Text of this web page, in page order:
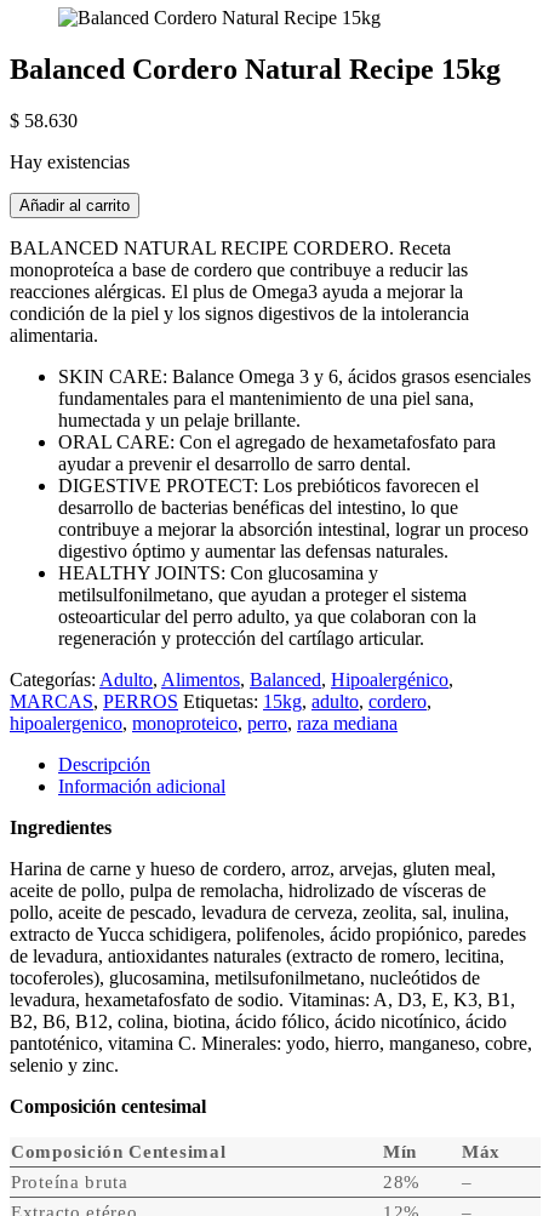
Balanced Cordero Natural Recipe 15kg
$ 58.630
Hay existencias
Balanced
Cordero
Natural
Recipe
15kg
cantidad
Añadir al carrito
BALANCED NATURAL RECIPE CORDERO. Receta
monoproteíca a base de cordero que contribuye a reducir las
reacciones alérgicas. El plus de Omega3 ayuda a mejorar la
condición de la piel y los signos digestivos de la intolerancia
alimentaria.
SKIN CARE: Balance Omega 3 y 6, ácidos grasos esenciales
fundamentales para el mantenimiento de una piel sana,
humectada y un pelaje brillante.
ORAL CARE: Con el agregado de hexametafosfato para
ayudar a prevenir el desarrollo de sarro dental.
DIGESTIVE PROTECT: Los prebióticos favorecen el
desarrollo de bacterias benéficas del intestino, lo que
contribuye a mejorar la absorción intestinal, lograr un proceso
digestivo óptimo y aumentar las defensas naturales.
HEALTHY JOINTS: Con glucosamina y
metilsulfonilmetano, que ayudan a proteger el sistema
osteoarticular del perro adulto, ya que colaboran con la
regeneración y protección del cartílago articular.
Categorías: Adulto, Alimentos, Balanced, Hipoalergénico,
MARCAS, PERROS Etiquetas: 15kg, adulto, cordero,
hipoalergenico, monoproteico, perro, raza mediana
Descripción
Información adicional
Ingredientes
Harina de carne y hueso de cordero, arroz, arvejas, gluten meal,
aceite de pollo, pulpa de remolacha, hidrolizado de vísceras de
pollo, aceite de pescado, levadura de cerveza, zeolita, sal, inulina,
extracto de Yucca schidigera, polifenoles, ácido propiónico, paredes
de levadura, antioxidantes naturales (extracto de romero, lecitina,
tocoferoles), glucosamina, metilsufonilmetano, nucleótidos de
levadura, hexametafosfato de sodio. Vitaminas: A, D3, E, K3, B1,
B2, B6, B12, colina, biotina, ácido fólico, ácido nicotínico, ácido
pantoténico, vitamina C. Minerales: yodo, hierro, manganeso, cobre,
selenio y zinc.
Composición centesimal
Composición Centesimal Mín
Máx
Proteína bruta
28%
–